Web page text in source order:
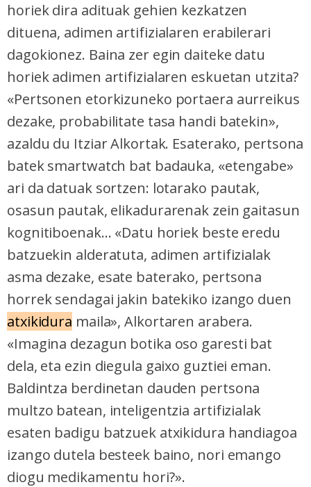
horiek dira adituak gehien kezkatzen
dituena, adimen artifizialaren erabilerari
dagokionez. Baina zer egin daiteke datu
horiek adimen artifizialaren eskuetan utzita?
«Pertsonen etorkizuneko portaera aurreikus
dezake, probabilitate tasa handi batekin»,
azaldu du Itziar Alkortak. Esaterako, pertsona
batek smartwatch bat badauka, «etengabe»
ari da datuak sortzen: lotarako pautak,
osasun pautak, elikadurarenak zein gaitasun
kognitiboenak... «Datu horiek beste eredu
batzuekin alderatuta, adimen artifizialak
asma dezake, esate baterako, pertsona
horrek sendagai jakin batekiko izango duen
atxikidura maila», Alkortaren arabera.
«Imagina dezagun botika oso garesti bat
dela, eta ezin diegula gaixo guztiei eman.
Baldintza berdinetan dauden pertsona
multzo batean, inteligentzia artifizialak
esaten badigu batzuek atxikidura handiagoa
izango dutela besteek baino, nori emango
diogu medikamentu hori?».